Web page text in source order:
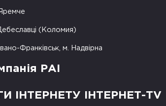
(Коломия)
Франківськ, м. Надвірна
РАІ
ІНТЕРНЕТУ ІНТЕРНЕТ-TV